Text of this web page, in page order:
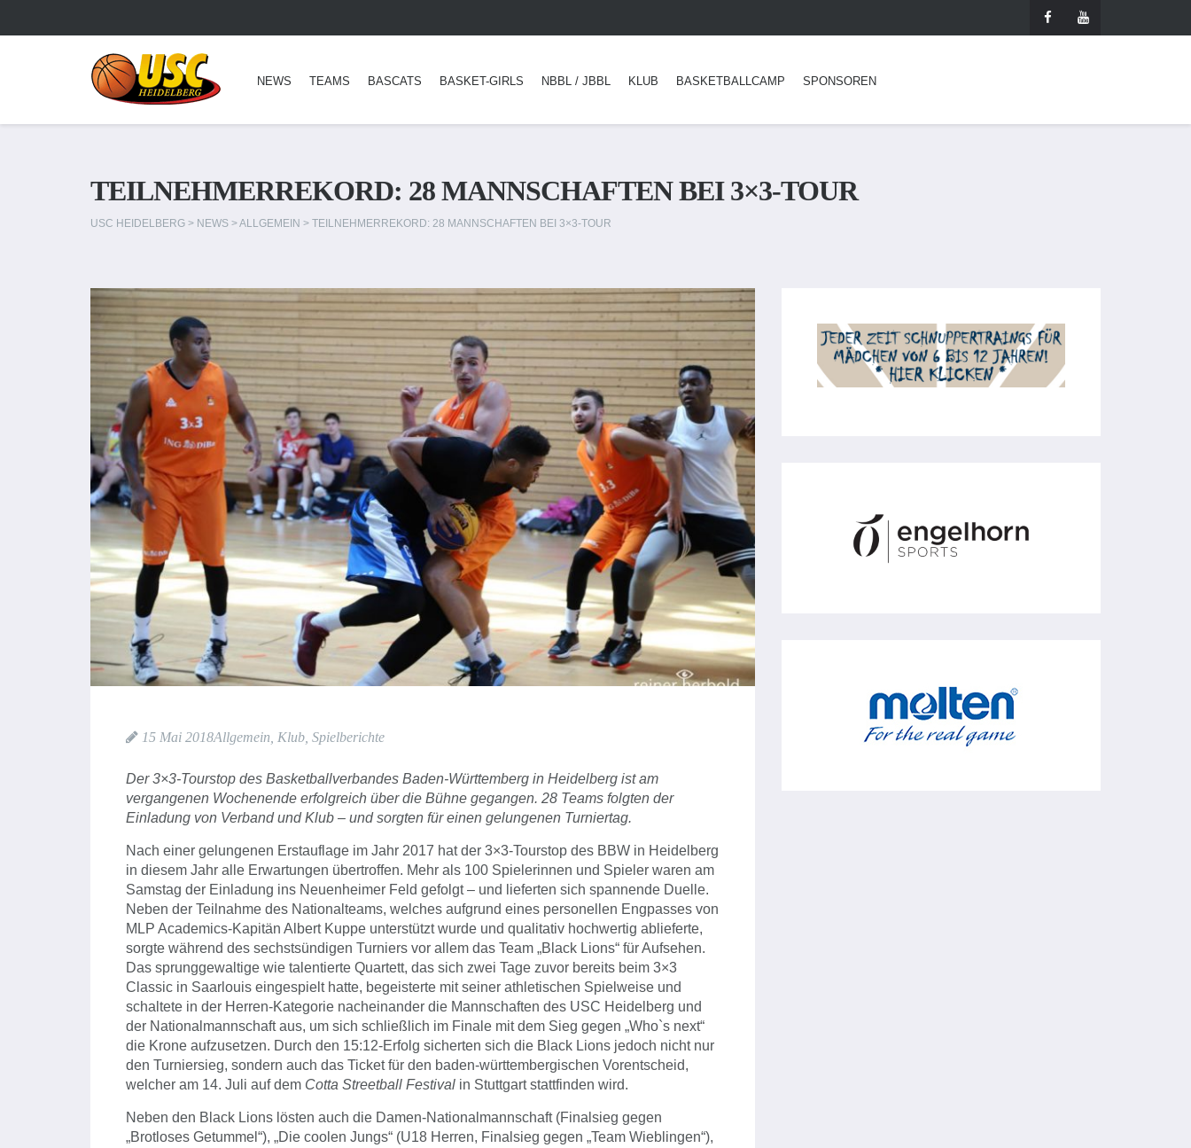
NEWS TEAMS BASCATS BASKET-GIRLS NBBL / JBBL KLUB BASKETBALLCAMP SPONSOREN
TEILNEHMERREKORD: 28 MANNSCHAFTEN BEI 3×3-TOUR
USC HEIDELBERG > NEWS >ALLGEMEIN > TEILNEHMERREKORD: 28 MANNSCHAFTEN BEI 3×3-TOUR
15 Mai 2018Allgemein Klub Spielberichte
Der 3×3-Tourstop des Basketballverbandes Baden-Württemberg in Heidelberg ist am
vergangenen Wochenende erfolgreich über die Bühne gegangen. 28 Teams folgten der
Einladung von Verband und Klub – und sorgten für einen gelungenen Turniertag.
Nach einer gelungenen Erstauflage im Jahr 2017 hat der 3×3-Tourstop des BBW in Heidelberg
in diesem Jahr alle Erwartungen übertroffen. Mehr als 100 Spielerinnen und Spieler waren am
Samstag der Einladung ins Neuenheimer Feld gefolgt – und lieferten sich spannende Duelle.
Neben der Teilnahme des Nationalteams, welches aufgrund eines personellen Engpasses von
MLP Academics-Kapitän Albert Kuppe unterstützt wurde und qualitativ hochwertig ablieferte,
sorgte während des sechstsündigen Turniers vor allem das Team „Black Lions“ für Aufsehen.
Das sprunggewaltige wie talentierte Quartett, das sich zwei Tage zuvor bereits beim 3×3
Classic in Saarlouis eingespielt hatte, begeisterte mit seiner athletischen Spielweise und
schaltete in der Herren-Kategorie nacheinander die Mannschaften des USC Heidelberg und
der Nationalmannschaft aus, um sich schließlich im Finale mit dem Sieg gegen „Who`s next“
die Krone aufzusetzen. Durch den 15:12-Erfolg sicherten sich die Black Lions jedoch nicht nur
den Turniersieg, sondern auch das Ticket für den baden-württembergischen Vorentscheid,
welcher am 14. Juli auf dem Cotta Streetball Festival in Stuttgart stattfinden wird.
Neben den Black Lions lösten auch die Damen-Nationalmannschaft (Finalsieg gegen
„Brotloses Getummel“), „Die coolen Jungs“ (U18 Herren, Finalsieg gegen „Team Wieblingen“),